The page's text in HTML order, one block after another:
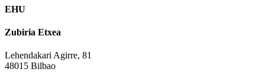
EHU
Zubiria Etxea
Lehendakari Agirre, 81
48015 Bilbao